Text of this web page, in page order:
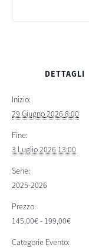
DETTAGLI
Inizio:
29 Giugno 2026 8:00
Fine:
3 Luglio 2026 13:00
Serie:
2025-2026
Prezzo:
145,00€ - 199,00€
Categorie Evento: